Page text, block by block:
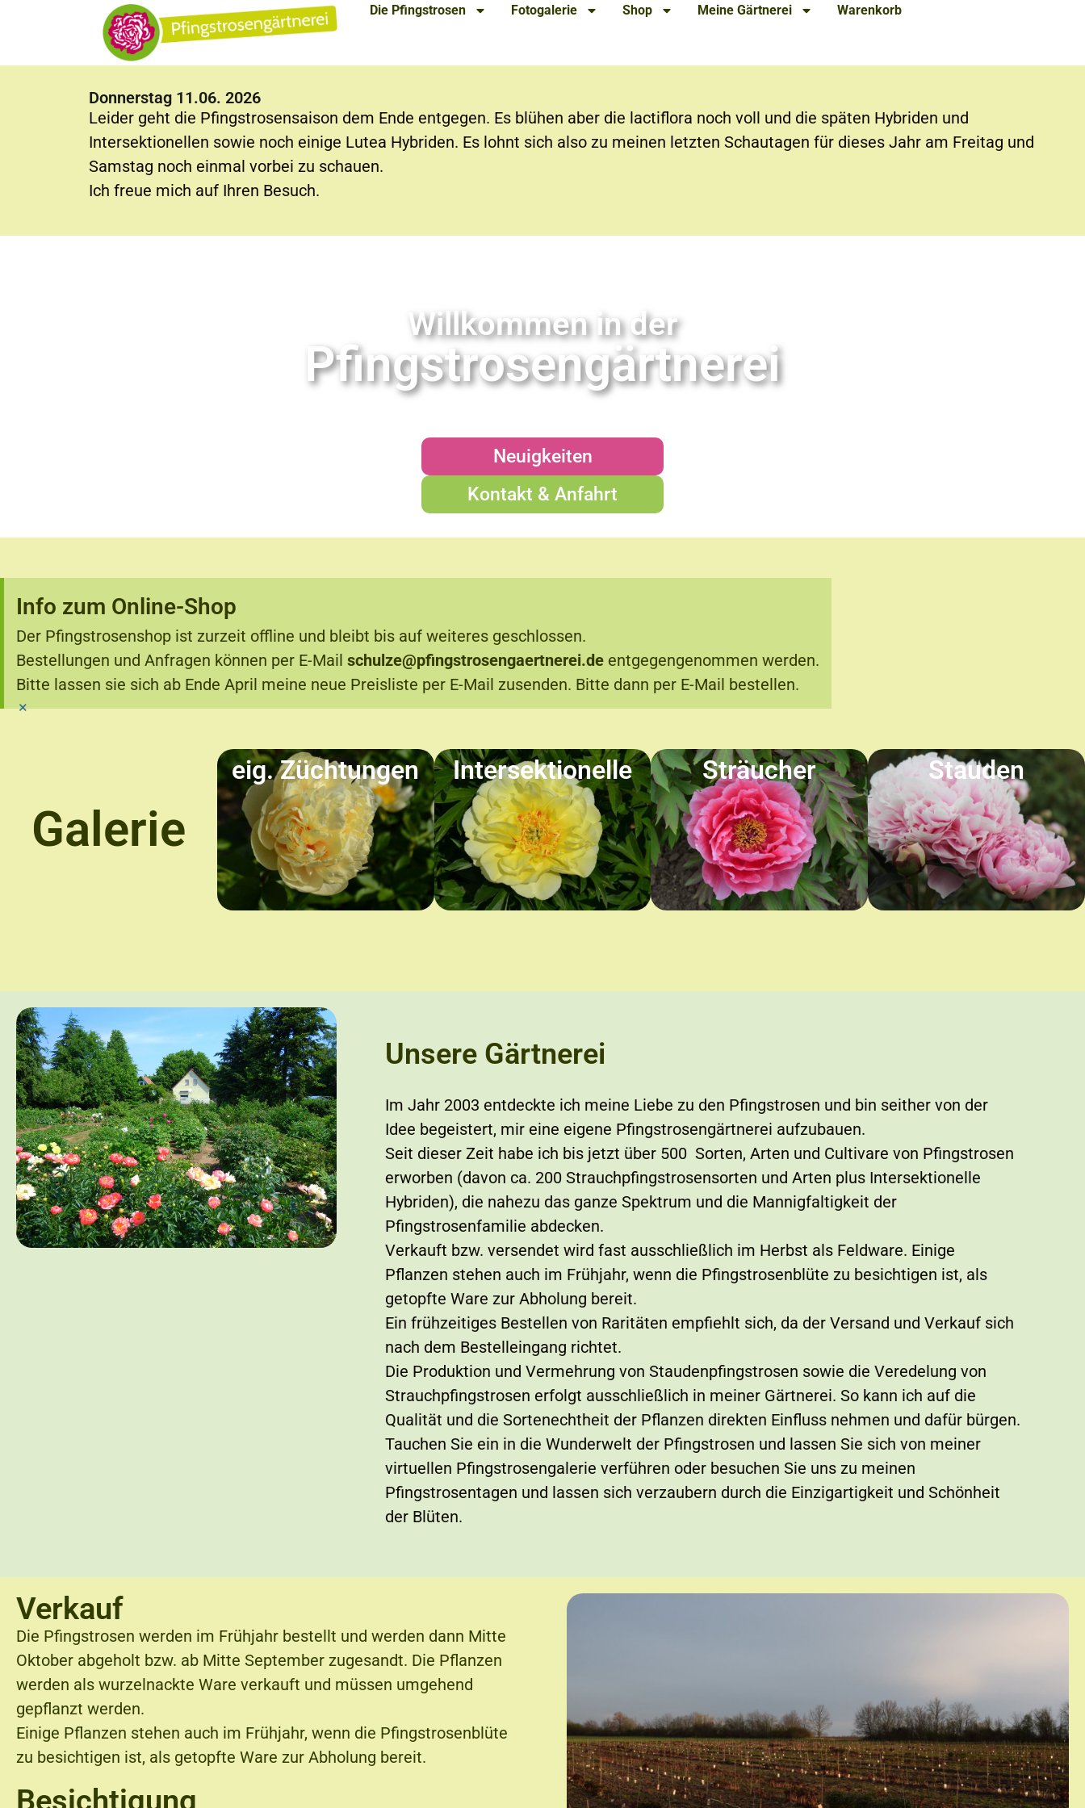
Die Pfingstrosen Fotogalerie Shop Meine Gärtnerei Warenkorb
Donnerstag 11.06. 2026
Leider geht die Pfingstrosensaison dem Ende entgegen. Es blühen aber die lactiflora noch voll und die späten Hybriden und
Intersektionellen sowie noch einige Lutea Hybriden. Es lohnt sich also zu meinen letzten Schautagen für dieses Jahr am Freitag und
Samstag noch einmal vorbei zu schauen.
Ich freue mich auf Ihren Besuch.
Willkommen in der
Pfingstrosengärtnerei
Neuigkeiten
Kontakt & Anfahrt
Info zum Online-Shop
Der Pfingstrosenshop ist zurzeit offline und bleibt bis auf weiteres geschlossen.
Bestellungen und Anfragen können per E-Mail schulze@pfingstrosengaertnerei.de entgegengenommen werden.
Bitte lassen sie sich ab Ende April meine neue Preisliste per E-Mail zusenden. Bitte dann per E-Mail bestellen.
×
Galerie
eig. Züchtungen Intersektionelle Sträucher Stauden
Unsere Gärtnerei
Im Jahr 2003 entdeckte ich meine Liebe zu den Pfingstrosen und bin seither von der
Idee begeistert, mir eine eigene Pfingstrosengärtnerei aufzubauen.
Seit dieser Zeit habe ich bis jetzt über 500 Sorten, Arten und Cultivare von Pfingstrosen
erworben (davon ca. 200 Strauchpfingstrosensorten und Arten plus Intersektionelle
Hybriden), die nahezu das ganze Spektrum und die Mannigfaltigkeit der
Pfingstrosenfamilie abdecken.
Verkauft bzw. versendet wird fast ausschließlich im Herbst als Feldware. Einige
Pflanzen stehen auch im Frühjahr, wenn die Pfingstrosenblüte zu besichtigen ist, als
getopfte Ware zur Abholung bereit.
Ein frühzeitiges Bestellen von Raritäten empfiehlt sich, da der Versand und Verkauf sich
nach dem Bestelleingang richtet.
Die Produktion und Vermehrung von Staudenpfingstrosen sowie die Veredelung von
Strauchpfingstrosen erfolgt ausschließlich in meiner Gärtnerei. So kann ich auf die
Qualität und die Sortenechtheit der Pflanzen direkten Einfluss nehmen und dafür bürgen.
Tauchen Sie ein in die Wunderwelt der Pfingstrosen und lassen Sie sich von meiner
virtuellen Pfingstrosengalerie verführen oder besuchen Sie uns zu meinen
Pfingstrosentagen und lassen sich verzaubern durch die Einzigartigkeit und Schönheit
der Blüten.
Verkauf
Die Pfingstrosen werden im Frühjahr bestellt und werden dann Mitte
Oktober abgeholt bzw. ab Mitte September zugesandt. Die Pflanzen
werden als wurzelnackte Ware verkauft und müssen umgehend
gepflanzt werden.
Einige Pflanzen stehen auch im Frühjahr, wenn die Pfingstrosenblüte
zu besichtigen ist, als getopfte Ware zur Abholung bereit.
Besichtigung